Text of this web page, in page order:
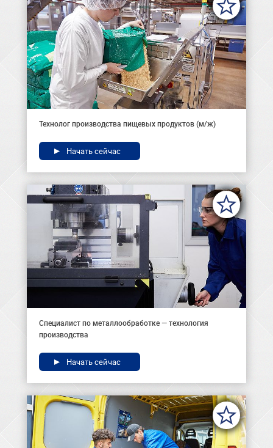
Технолог производства пищевых продуктов (м/ж)
Начать сейчас
Специалист по металлообработке — технология
производства
Начать сейчас